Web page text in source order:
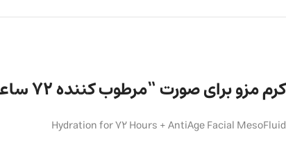
کرم مزو برای صورت “مرطوب کننده 72 ساعت + محافظت در برابر پیری” 50 میلی لیتر
Hydration for 72 Hours + AntiAge Facial MesoFluid